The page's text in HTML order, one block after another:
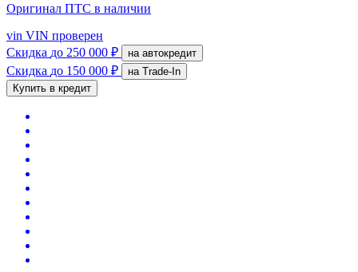
Оригинал ПТС в наличии
vin VIN проверен
Скидка до 250 000 ₽ на автокредит
Скидка до 150 000 ₽
на Trade-In
Купить в кредит